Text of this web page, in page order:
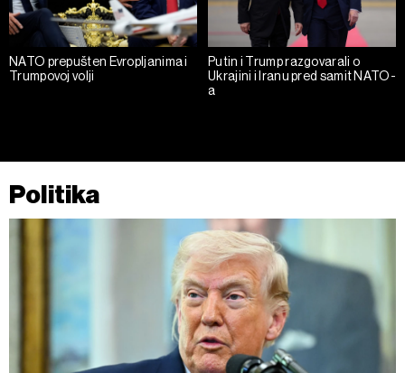
klikom na „Prikaži detalje“. Pristanak možete u bilo kojem
trenutku opozvati bez negativnih posledica.
NATO prepušten Evropljanima i
Trumpovoj volji
Putin i Trump razgovarali o
Ukrajini i Iranu pred samit NATO-
a
Politika